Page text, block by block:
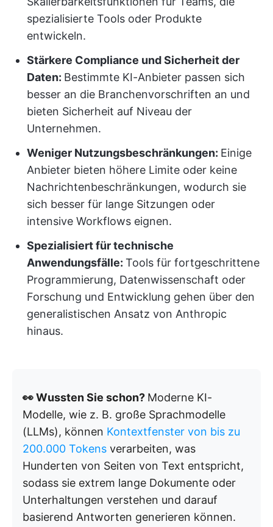
spezialisierte Tools oder Produkte
entwickeln.
Stärkere Compliance und Sicherheit der
Daten: Bestimmte KI-Anbieter passen sich
besser an die Branchenvorschriften an und
bieten Sicherheit auf Niveau der
Unternehmen.
Weniger Nutzungsbeschränkungen: Einige
Anbieter bieten höhere Limite oder keine
Nachrichtenbeschränkungen, wodurch sie
sich besser für lange Sitzungen oder
intensive Workflows eignen.
Spezialisiert für technische
Anwendungsfälle: Tools für fortgeschrittene
Programmierung, Datenwissenschaft oder
Forschung und Entwicklung gehen über den
generalistischen Ansatz von Anthropic
hinaus.
👀 Wussten Sie schon? Moderne KI-
Modelle, wie z. B. große Sprachmodelle
(LLMs), können Kontextfenster von bis zu
200.000 Tokens verarbeiten, was
Hunderten von Seiten von Text entspricht,
sodass sie extrem lange Dokumente oder
Unterhaltungen verstehen und darauf
basierend Antworten generieren können.